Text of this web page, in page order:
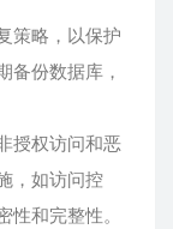
策略，以保护
备份数据库，
授权访问和恶
，如访问控
和完整性。